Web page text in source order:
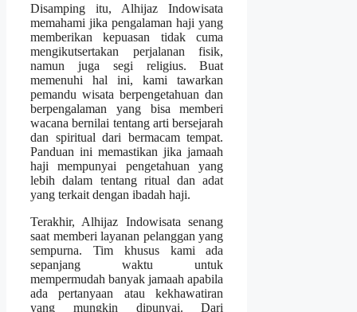
Disamping itu, Alhijaz Indowisata
memahami jika pengalaman haji yang
memberikan kepuasan tidak cuma
mengikutsertakan perjalanan fisik,
namun juga segi religius. Buat
memenuhi hal ini, kami tawarkan
pemandu wisata berpengetahuan dan
berpengalaman yang bisa memberi
wacana bernilai tentang arti bersejarah
dan spiritual dari bermacam tempat.
Panduan ini memastikan jika jamaah
haji mempunyai pengetahuan yang
lebih dalam tentang ritual dan adat
yang terkait dengan ibadah haji.
Terakhir, Alhijaz Indowisata senang
saat memberi layanan pelanggan yang
sempurna. Tim khusus kami ada
sepanjang waktu untuk
mempermudah banyak jamaah apabila
ada pertanyaan atau kekhawatiran
yang mungkin dipunyai. Dari